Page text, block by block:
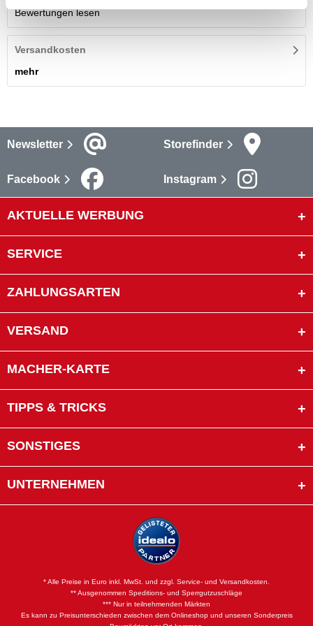
Bewertungen lesen
Versandkosten
mehr
Newsletter Storefinder
Facebook Instagram
AKTUELLE WERBUNG
SERVICE
ZAHLUNGSARTEN
VERSAND
MACHER-KARTE
TIPPS & TRICKS
SONSTIGES
UNTERNEHMEN
* Alle Preise in Euro inkl. MwSt. und zzgl. Service- und Versandkosten.
** Ausgenommen Speditions- und Sperrgutzuschläge
*** Nur in teilnehmenden Märkten
Es kann zu Preisunterschieden zwischen dem Onlineshop und unseren Sonderpreis